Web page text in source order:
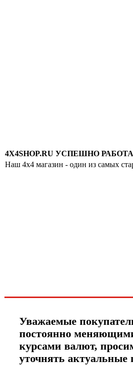
4X4SHOP.RU УСПЕШНО
Наш 4x4 магазин - один из самых
Уважаемые
постоянно
курсами валют,
уточнять